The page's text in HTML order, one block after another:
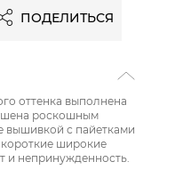
ПОДЕЛИТЬСЯ
оттенка выполнена
роскошным
вышивкой с пайетками
широкие
и непринужденность.